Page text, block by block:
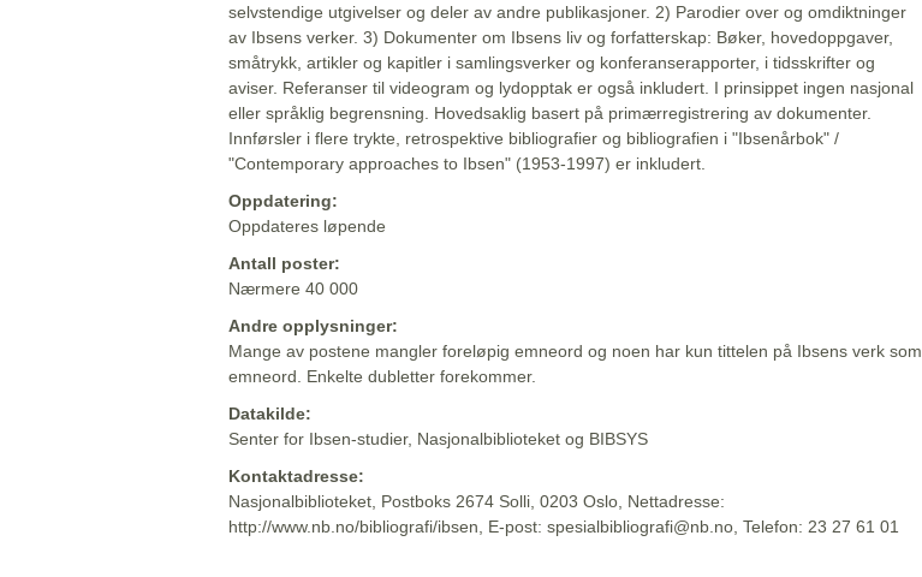
selvstendige utgivelser og deler av andre publikasjoner. 2) Parodier over og omdiktninger
av Ibsens verker. 3) Dokumenter om Ibsens liv og forfatterskap: Bøker, hovedoppgaver,
småtrykk, artikler og kapitler i samlingsverker og konferanserapporter, i tidsskrifter og
aviser. Referanser til videogram og lydopptak er også inkludert. I prinsippet ingen nasjonal
eller språklig begrensning. Hovedsaklig basert på primærregistrering av dokumenter.
Innførsler i flere trykte, retrospektive bibliografier og bibliografien i "Ibsenårbok" /
"Contemporary approaches to Ibsen" (1953-1997) er inkludert.
Oppdatering:
Oppdateres løpende
Antall poster:
Nærmere 40 000
Andre opplysninger:
Mange av postene mangler foreløpig emneord og noen har kun tittelen på Ibsens verk som
emneord. Enkelte dubletter forekommer.
Datakilde:
Senter for Ibsen-studier, Nasjonalbiblioteket og BIBSYS
Kontaktadresse:
Nasjonalbiblioteket, Postboks 2674 Solli, 0203 Oslo, Nettadresse:
http://www.nb.no/bibliografi/ibsen, E-post: spesialbibliografi@nb.no, Telefon: 23 27 61 01